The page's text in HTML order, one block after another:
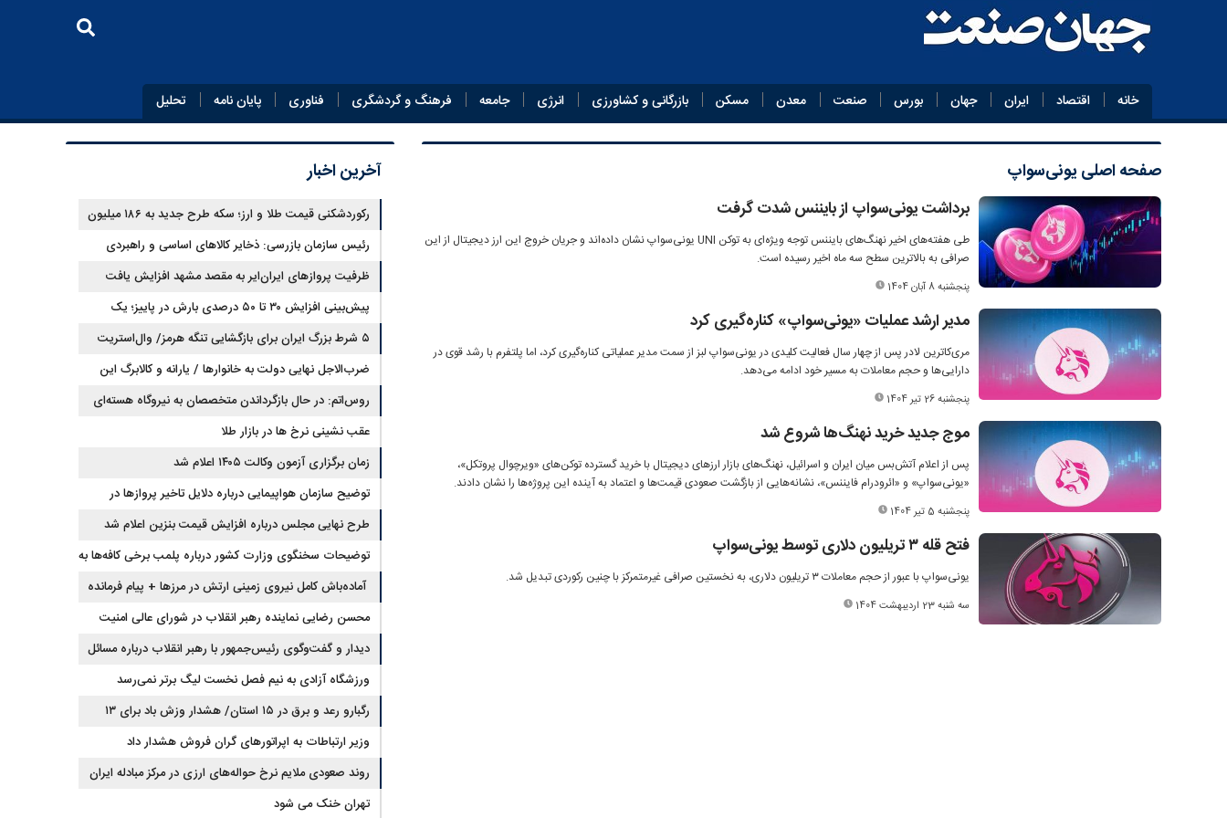
خانه اقتصاد ایران جهان بورس صنعت معدن مسکن بازرگانی و کشاورزی انرژی جامعه فرهنگ و گردشگری فناوری پایان‌ نامه تحلیل
صفحه اصلی یونی‌سواپ
برداشت یونی‌سواپ از بایننس شدت گرفت
طی هفته‌های اخیر نهنگ‌های بایننس توجه ویژه‌ای به توکن UNI یونی‌سواپ نشان داده‌اند و جریان خروج این ارز دیجیتال از این
صرافی به بالاترین سطح سه ماه اخیر رسیده است.
پنجشنبه 8 آبان 1404
مدیر ارشد عملیات «یونی‌سواپ» کناره‌گیری کرد
مری‌کاترین لادر پس از چهار سال فعالیت کلیدی در یونی‌سواپ لبز از سمت مدیر عملیاتی کناره‌گیری کرد، اما پلتفرم با رشد قوی در
دارایی‌ها و حجم معاملات به مسیر خود ادامه می‌دهد.
پنجشنبه 26 تیر 1404
موج جدید خرید نهنگ‌ها شروع شد
پس از اعلام آتش‌بس میان ایران و اسرائیل، نهنگ‌های بازار ارزهای دیجیتال با خرید گسترده توکن‌های «ویرچوال پروتکل»،
«یونی‌سواپ» و «ائرودرام فایننس»، نشانه‌هایی از بازگشت صعودی قیمت‌ها و اعتماد به آینده این پروژه‌ها را نشان دادند.
پنجشنبه 5 تیر 1404
فتح قله ۳ تریلیون دلاری توسط یونی‌سواپ
یونی‌سواپ با عبور از حجم معاملات ۳ تریلیون دلاری، به نخستین صرافی غیرمتمرکز با چنین رکوردی تبدیل شد.
سه شنبه 23 اردیبهشت 1404
آخرین اخبار
رکوردشکنی قیمت طلا و ارز؛ سکه طرح جدید به ۱۸۶ میلیون
تومان رسید
رئیس سازمان بازرسی: ذخایر کالاهای اساسی و راهبردی
کشور باید تقویت شود
ظرفیت پروازهای ایران‌ایر به مقصد مشهد افزایش یافت
پیش‌بینی افزایش ۳۰ تا ۵۰ درصدی بارش در پاییز؛ یک
احتمال، نه قطعیت
۵ شرط بزرگ ایران برای بازگشایی تنگه هرمز/ وال‌استریت
ژورنال خبر داد
ضرب‌الاجل نهایی دولت به خانوارها / یارانه و کالابرگ این
افراد قطع می‌شود
روس‌اتم: در حال بازگرداندن متخصصان به نیروگاه هسته‌ای
بوشهر هستیم
عقب نشینی نرخ ها در بازار طلا
زمان برگزاری آزمون وکالت ۱۴۰۵ اعلام شد
توضیح سازمان هواپیمایی درباره دلایل تاخیر پروازها در
روزهای اخیر
طرح نهایی مجلس درباره افزایش قیمت بنزین اعلام شد
توضیحات سخنگوی وزارت کشور درباره پلمب برخی کافه‌ها به
دلیل بی‌حجابی
آماده‌باش کامل نیروی زمینی ارتش در مرزها + پیام فرمانده
نیروی زمینی ارتش
محسن رضایی نماینده رهبر انقلاب در شورای عالی امنیت
ملی شد
دیدار و گفت‌وگوی رئیس‌جمهور با رهبر انقلاب درباره مسائل
اقتصادی و نظامی کشور
ورزشگاه آزادی به نیم فصل نخست لیگ برتر نمی‌رسد
رگبارو رعد و برق در ۱۵ استان/ هشدار وزش باد برای ۱۳
استان‌
وزیر ارتباطات به اپراتورهای گران فروش هشدار داد
روند صعودی ملایم نرخ حواله‌های ارزی در مرکز مبادله ایران
تهران خنک می شود